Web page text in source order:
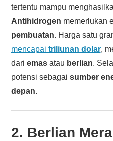
tertentu mampu
Antihidrogen memerlukan
pembuatan. Harga satu
mencapai triliunan dolar,
dari emasatau berlian.
potensi sebagai sumber
depan.
2. Berlian